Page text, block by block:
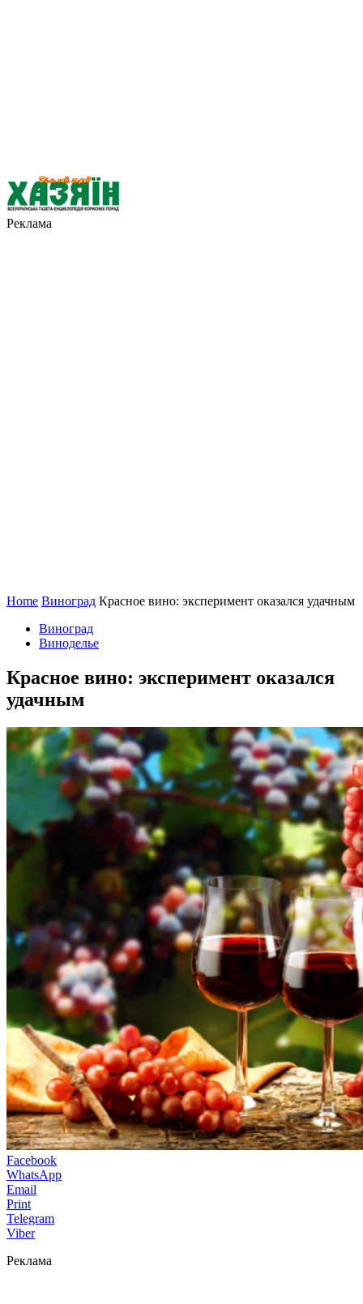
Реклама
Home Виноград Красное вино: эксперимент оказался удачным
Виноград
Виноделье
Красное вино: эксперимент оказался
удачным
Facebook
WhatsApp
Email
Print
Telegram
Viber
Реклама